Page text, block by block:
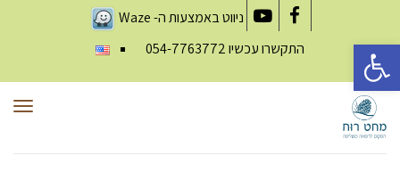
Facebook
YouTube
ניווט באמצעות ה-Waze
התקשרו עכשיו054-7763772 פתח סרגל נגישות